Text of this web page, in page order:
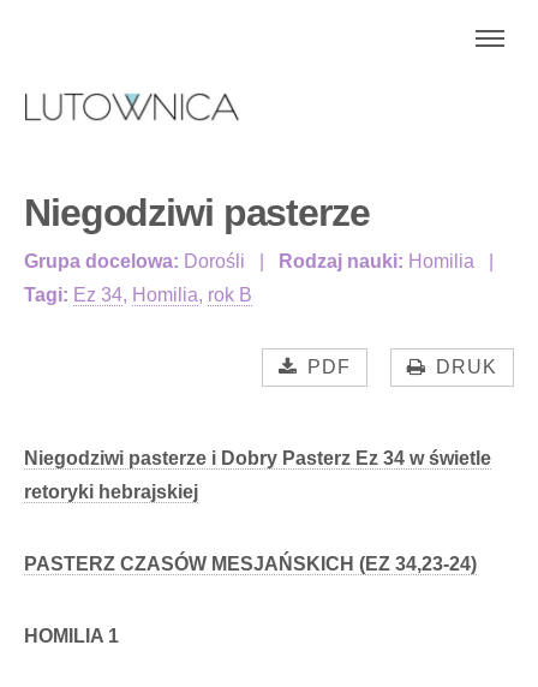
Niegodziwi pasterze
Grupa docelowa: Dorośli Rodzaj nauki: Homilia
Tagi: Ez 34, Homilia, rok B
PDF DRUK
Niegodziwi pasterze i Dobry Pasterz Ez 34 w świetle
retoryki hebrajskiej
PASTERZ CZASÓW MESJAŃSKICH (EZ 34,23-24)
HOMILIA 1